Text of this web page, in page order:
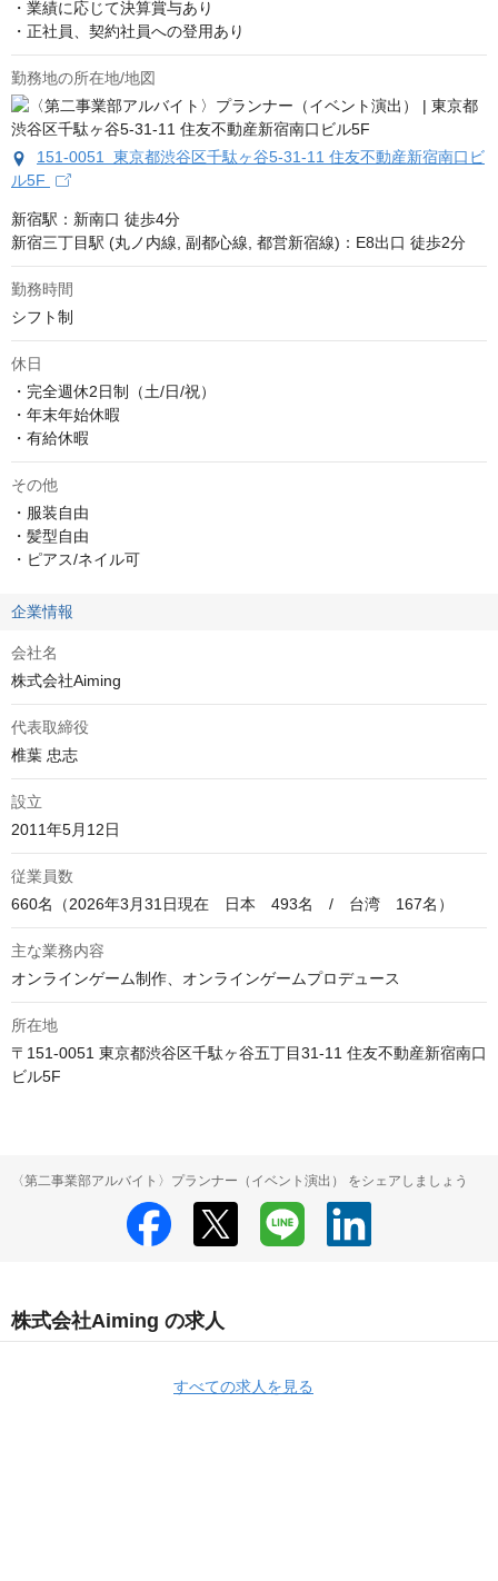
・業績に応じて決算賞与あり
・正社員、契約社員への登用あり
勤務地の所在地/地図
151-0051 東京都渋谷区千駄ヶ谷5-31‐11 住友不動産新宿南口ビ
ル5F
新宿駅：新南口 徒歩4分
新宿三丁目駅 (丸ノ内線, 副都心線, 都営新宿線)：E8出口 徒歩2分
勤務時間
シフト制
休日
・完全週休2日制（土/日/祝）
・年末年始休暇
・有給休暇
その他
・服装自由
・髪型自由
・ピアス/ネイル可
企業情報
会社名
株式会社Aiming
代表取締役
椎葉 忠志
設立
2011年5月12日
従業員数
660名（2026年3月31日現在　日本　493名　/　台湾　167名）
主な業務内容
オンラインゲーム制作、オンラインゲームプロデュース
所在地
〒151-0051 東京都渋谷区千駄ヶ谷五丁目31-11 住友不動産新宿南口
ビル5F
〈第二事業部アルバイト〉プランナー（イベント演出） をシェアしましょう
株式会社Aiming の求人
すべての求人を見る